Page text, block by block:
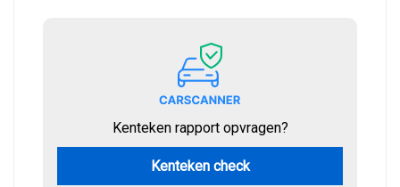
Kenteken rapport opvragen?
Kenteken check